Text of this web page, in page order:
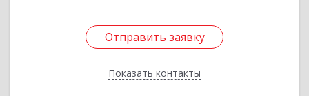
Отправить заявку
Показать контакты
Отправить заявку
Назад